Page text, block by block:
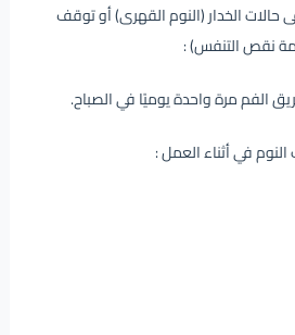
حالات الخدار (النوم القهرى) أو توقف
نقص التنفس) :
في أثناء العمل :